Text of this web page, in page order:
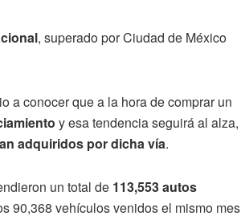
, superado por Ciudad de México
a conocer que a la hora de comprar un
y esa tendencia seguirá al alza,
adquiridos por dicha vía.
un total de 113,553 autos
90,368 vehículos venidos el mismo mes